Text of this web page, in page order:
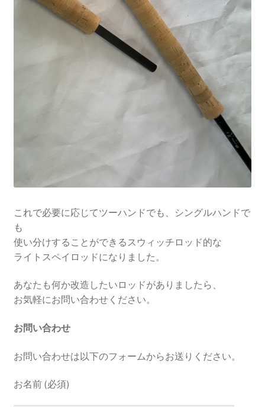
これで必要に応じてツーハンドでも、シングルハンドで
も
使い分けすることができるスウィッチロッド的な
ライトスペイロッドになりました。
あなたも何か改造したいロッドがありましたら、
お気軽にお問い合わせください。
お問い合わせ
お問い合わせは以下のフォームからお送りください。
お名前 (必須)